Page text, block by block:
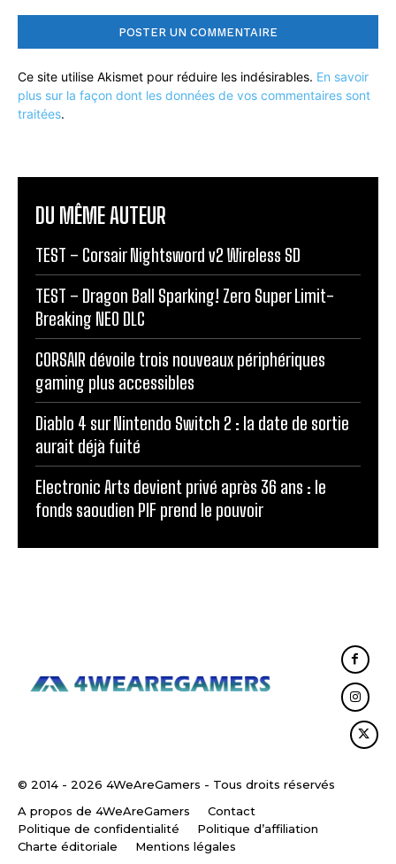
Ce site utilise Akismet pour réduire les indésirables. En savoir
plus sur la façon dont les données de vos commentaires sont
traitées.
DU MÊME AUTEUR
TEST – Corsair Nightsword v2 Wireless SD
TEST – Dragon Ball Sparking! Zero Super Limit-
Breaking NEO DLC
CORSAIR dévoile trois nouveaux périphériques
gaming plus accessibles
Diablo 4 sur Nintendo Switch 2 : la date de sortie
aurait déjà fuité
Electronic Arts devient privé après 36 ans : le
fonds saoudien PIF prend le pouvoir
© 2014 - 2026 4WeAreGamers - Tous droits réservés
A propos de 4WeAreGamers
Contact
Politique de confidentialité
Politique d’affiliation
Charte éditoriale
Mentions légales